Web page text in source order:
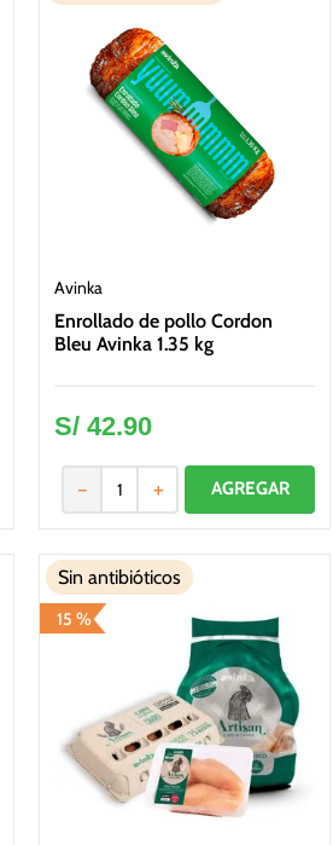
Avinka
Enrollado de pollo Cordon
Bleu Avinka 1.35 kg
S/ 42.90
＋
－
15 %
Sin antibióticos